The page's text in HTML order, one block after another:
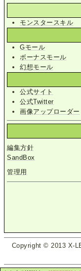
モンスタースキル
Gモール
ボーナスモール
幻想モール
公式サイト
公式Twitter
画像アップローダー
編集方針
SandBox
管理用
Copyright © 2013 X-